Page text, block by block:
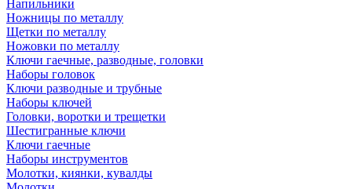
Напильники
Ножницы по металлу
Щетки по металлу
Ножовки по металлу
Ключи гаечные, разводные, головки
Наборы головок
Ключи разводные и трубные
Наборы ключей
Головки, воротки и трещетки
Шестигранные ключи
Ключи гаечные
Наборы инструментов
Молотки, киянки, кувалды